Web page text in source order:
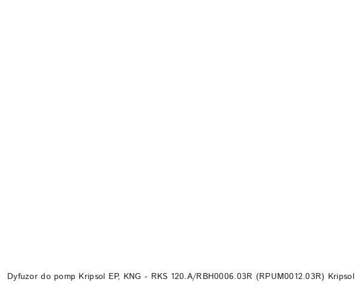
Dyfuzor do pomp Kripsol EP, KNG - RKS 120.A/RBH0006.03R (RPUM0012.03R) Kripsol